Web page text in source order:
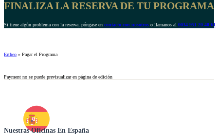
FINALIZA LA RESERVA DE TU PROGRAMA
Si tiene algún problema con la reserva, póngase en contacto con nosotros o llamanos al 0034 951 20 40 61
Ertheo » Pagar el Programa
Payment no se puede previsualizar en página de edición
Nuestras Oficinas En España